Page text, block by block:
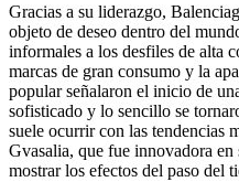
Gracias a su liderazgo,
objeto de deseo dentro del
informales a los desfiles de alta
marcas de gran consumo y la
popular señalaron el inicio de
sofisticado y lo sencillo se
suele ocurrir con las tendencias
Gvasalia, que fue innovadora en
mostrar los efectos del paso del